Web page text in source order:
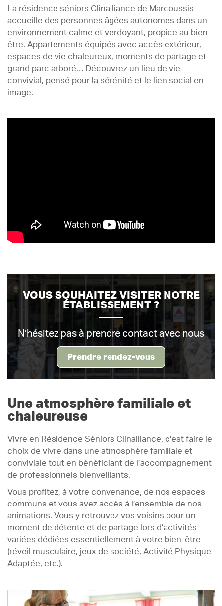
La résidence séniors Clinalliance de Marcoussis
accueille des personnes âgées autonomes dans un
environnement calme et verdoyant, propice au bien-
être. Appartements équipés avec accès extérieur,
espaces de vie chaleureux, moments de partage et
grand parc arboré… Découvrez un lieu de vie
convivial, pensé pour la sérénité et le lien social en
image.
VOUS SOUHAITEZ VISITER NOTRE
ÉTABLISSEMENT ?
N’hésitez pas à prendre contact avec nous
Prendre rendez-vous
Une atmosphère familiale et
chaleureuse
Vivre en Résidence Séniors Clinalliance, c’est faire le
choix de vivre dans une atmosphère familiale et
conviviale tout en bénéficiant de l’accompagnement
de professionnels bienveillants.
Vous profitez, à votre convenance, de nos espaces
communs et vous avez accès à l’ensemble de nos
animations. Vous y retrouvez vos voisins pour un
moment de détente et de partage lors d’activités
variées dédiées essentiellement à votre bien-être
(réveil musculaire, jeux de société, Activité Physique
Adaptée, etc.).